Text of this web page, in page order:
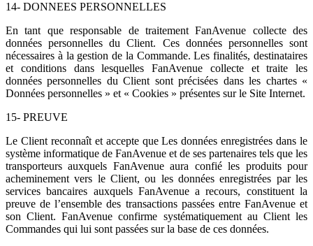
14- DONNEES PERSONNELLES
En tant que responsable de traitement FanAvenue collecte des
données personnelles du Client. Ces données personnelles sont
nécessaires à la gestion de la Commande. Les finalités, destinataires
et conditions dans lesquelles FanAvenue collecte et traite les
données personnelles du Client sont précisées dans les chartes «
Données personnelles » et « Cookies » présentes sur le Site Internet.
15- PREUVE
Le Client reconnaît et accepte que Les données enregistrées dans le
système informatique de FanAvenue et de ses partenaires tels que les
transporteurs auxquels FanAvenue aura confié les produits pour
acheminement vers le Client, ou les données enregistrées par les
services bancaires auxquels FanAvenue a recours, constituent la
preuve de l’ensemble des transactions passées entre FanAvenue et
son Client. FanAvenue confirme systématiquement au Client les
Commandes qui lui sont passées sur la base de ces données.